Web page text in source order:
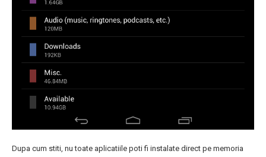
Dupa cum stiti, nu toate aplicatiile poti fi instalate direct pe memoria